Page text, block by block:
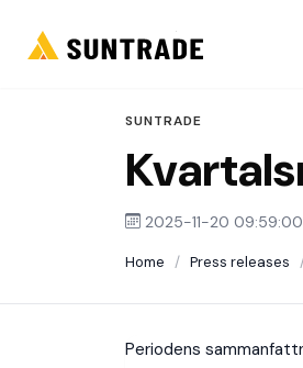
SUNTRADE
2025-11-20 09:59:00
Home / Press releases
Periodens